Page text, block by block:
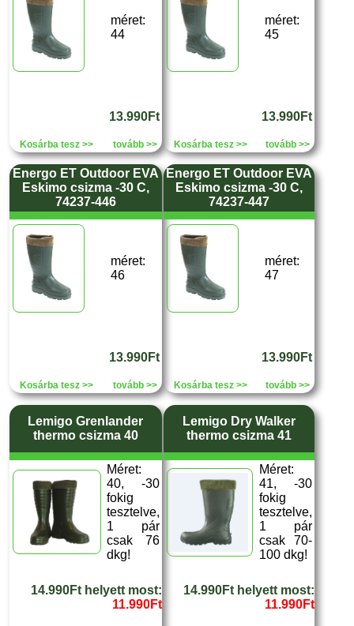
méret:
44
13.990Ft
Kosárba tesz >> tovább >>
méret:
45
13.990Ft
Kosárba tesz >> tovább >>
Energo ET Outdoor EVA
Eskimo csizma -30 C,
74237-446
méret:
46
13.990Ft
Kosárba tesz >> tovább >>
Energo ET Outdoor EVA
Eskimo csizma -30 C,
74237-447
méret:
47
13.990Ft
Kosárba tesz >> tovább >>
Lemigo Grenlander
thermo csizma 40
Méret:
40, -30
fokig
tesztelve,
1 pár
csak 76
dkg!
14.990Ft helyett most:
11.990Ft
Lemigo Dry Walker
thermo csizma 41
Méret:
41, -30
fokig
tesztelve,
1 pár
csak 70-
100 dkg!
14.990Ft helyett most:
11.990Ft